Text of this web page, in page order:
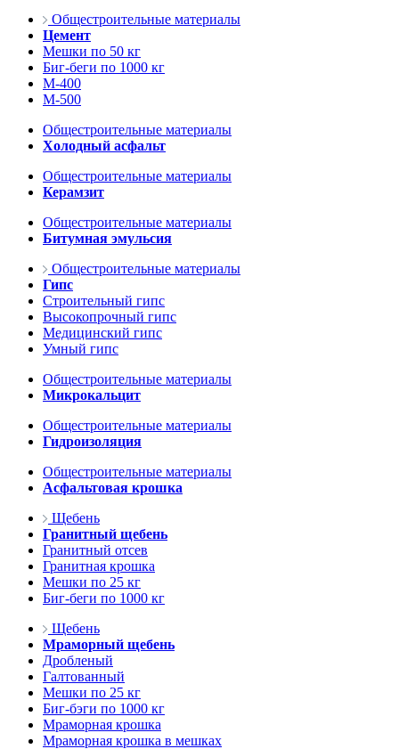
Общестроительные материалы
Цемент
Мешки по 50 кг
Биг-беги по 1000 кг
М-400
М-500
Общестроительные материалы
Холодный асфальт
Общестроительные материалы
Керамзит
Общестроительные материалы
Битумная эмульсия
Общестроительные материалы
Гипс
Строительный гипс
Высокопрочный гипс
Медицинский гипс
Умный гипс
Общестроительные материалы
Микрокальцит
Общестроительные материалы
Гидроизоляция
Общестроительные материалы
Асфальтовая крошка
Щебень
Гранитный щебень
Гранитный отсев
Гранитная крошка
Мешки по 25 кг
Биг-беги по 1000 кг
Щебень
Мраморный щебень
Дробленый
Галтованный
Мешки по 25 кг
Биг-бэги по 1000 кг
Мраморная крошка
Мраморная крошка в мешках